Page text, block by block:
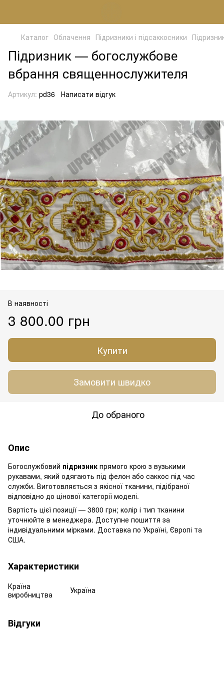
Каталог Облачення Підризники і підсаккосники
Підризник — богослужбове
вбрання священнослужителя
Артикул: pd36 Написати відгук
В наявності
3 800.00 грн
Купити
Замовити швидко
До обраного
Опис
Богослужбовий підризник прямого крою з вузькими
рукавами, який одягають під фелон або саккос під час
служби. Виготовляється з якісної тканини, підібраної
відповідно до цінової категорії моделі.
Вартість цієї позиції — 3800 грн; колір і тип тканини
уточнюйте в менеджера. Доступне пошиття за
індивідуальними мірками. Доставка по Україні, Європі та
США.
Характеристики
Країна
виробництва
Україна
Відгуки